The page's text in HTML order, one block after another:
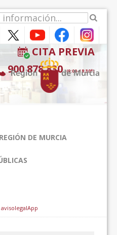
CITA PREVIA
900 878 830 (9:00-18:30*)
DE MURCIA
avisolegalApp